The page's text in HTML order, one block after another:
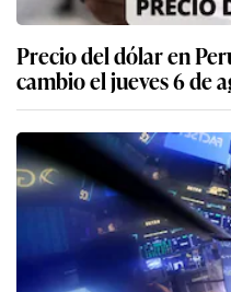
Precio del dólar en
cambio el jueves 6 de